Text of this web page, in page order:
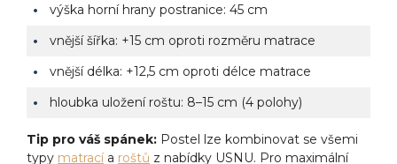
výška horní hrany postranice: 45 cm
vnější šířka: +15 cm oproti rozměru matrace
vnější délka: +12,5 cm oproti délce matrace
hloubka uložení roštu: 8–15 cm (4 polohy)
Tip pro váš spánek: Postel lze kombinovat se všemi
typy matracía roštů z nabídky USNU. Pro maximální